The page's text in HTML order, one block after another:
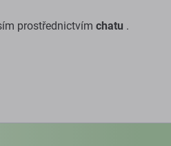
prostřednictvím chatu .